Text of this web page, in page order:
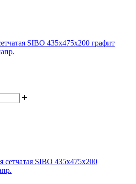
SIBO 435х475х200 графит